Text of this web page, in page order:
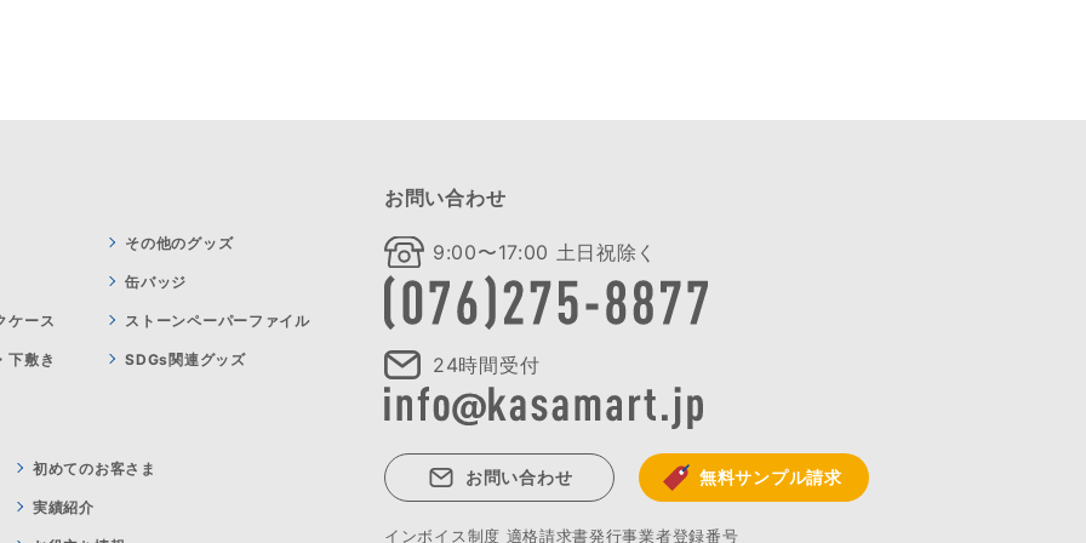
ケース
下敷き
その他のグッズ
缶バッジ
ストーンペーパーファイル
SDGs関連グッズ
初めてのお客さま
実績紹介
お問い合わせ
9:00〜17:00 土日祝除く
24時間受付
お問い合わせ 無料サンプル請求
インボイス制度 適格請求書発行事業者登録番号